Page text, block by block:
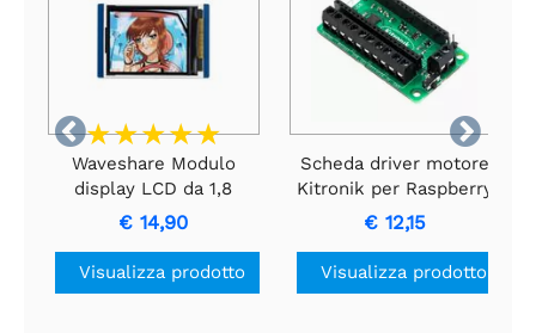


Waveshare Modulo
display LCD da 1,8
pollici per Raspberry
Pi Pico, 65K colori, 160
× 128, SPI
€ 14,90
Visualizza prodotto
Scheda driver motore
Kitronik per Raspberry
Pi Pico
€ 12,15
Visualizza prodotto